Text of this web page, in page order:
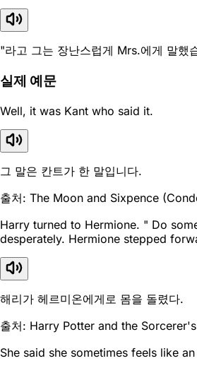
"라고 그는 장난스럽게 Mrs.에게 말했
실제 예문
Well, it was Kant who said it.
그 말은 칸트가 한 말입니다.
출처: The Moon and Sixpence
Harry turned to Hermione. " Do
desperately. Hermione stepped
해리가 헤르미온에게로 몸을 돌렸다.
출처: Harry Potter and the
She said she sometimes feels like